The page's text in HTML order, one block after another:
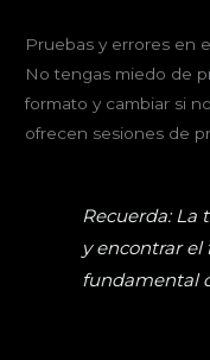
Pruebas y errores en
No tengas miedo de
formato y cambiar si
ofrecen sesiones de
Recuerda: La
y encontrar
fundamental